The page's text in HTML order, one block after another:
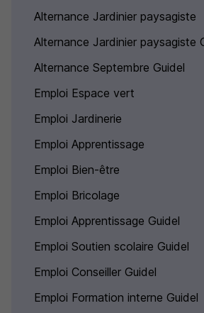
Alternance Jardinier paysagiste
Alternance Jardinier paysagiste
Alternance Septembre Guidel
Emploi Espace vert
Emploi Jardinerie
Emploi Apprentissage
Emploi Bien-être
Emploi Bricolage
Emploi Apprentissage Guidel
Emploi Soutien scolaire Guidel
Emploi Conseiller Guidel
Emploi Formation interne Guidel